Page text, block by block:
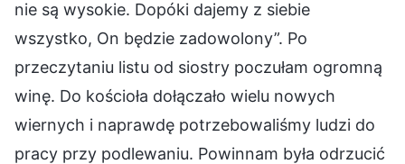
nie są wysokie. Dopóki dajemy z siebie
wszystko, On będzie zadowolony”. Po
przeczytaniu listu od siostry poczułam ogromną
winę. Do kościoła dołączało wielu nowych
wiernych i naprawdę potrzebowaliśmy ludzi do
pracy przy podlewaniu. Powinnam była odrzucić